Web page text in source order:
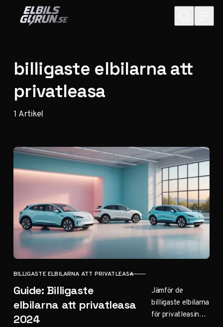
Hoppa till innehåll
billigaste elbilarna att
privatleasa
1 Artikel
KATEGORI
BILLIGASTE ELBILARNA ATT PRIVATLEASA
Guide: Billigaste
elbilarna att privatleasa
2024
Jämför de
billigaste elbilarna
för privatleasing.